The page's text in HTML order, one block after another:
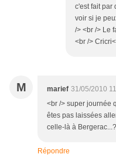
c'est fait par
voir si je
/> <br /> Le
<br />
M marief 31/05/2010
<br /> super journée
êtes pas laissées
celle-là à
Répondre